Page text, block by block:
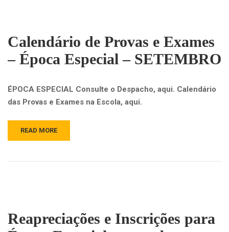
Calendário de Provas e Exames
– Época Especial – SETEMBRO
ÉPOCA ESPECIAL Consulte o Despacho, aqui. Calendário
das Provas e Exames na Escola, aqui.
READ MORE
Reapreciações e Inscrições para